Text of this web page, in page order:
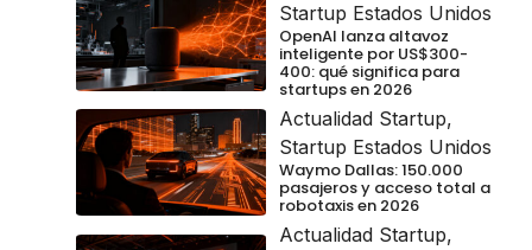
Startup Estados Unidos
OpenAI lanza altavoz
inteligente por US$300-
400: qué significa para
startups en 2026
Actualidad Startup,
Startup Estados Unidos
Waymo Dallas: 150.000
pasajeros y acceso total a
robotaxis en 2026
Actualidad Startup,